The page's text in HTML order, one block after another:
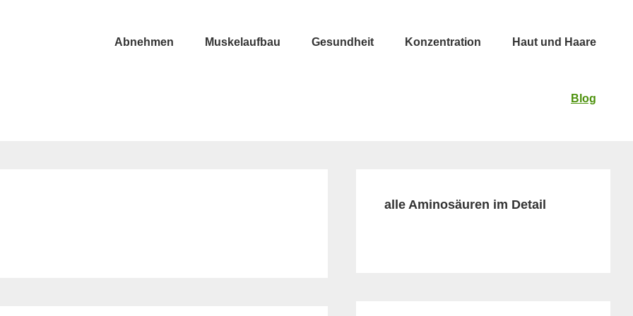
Abnehmen Muskelaufbau Gesundheit Konzentration Haut und Haare
Blog
Sidebar
alle Aminosäuren im Detail